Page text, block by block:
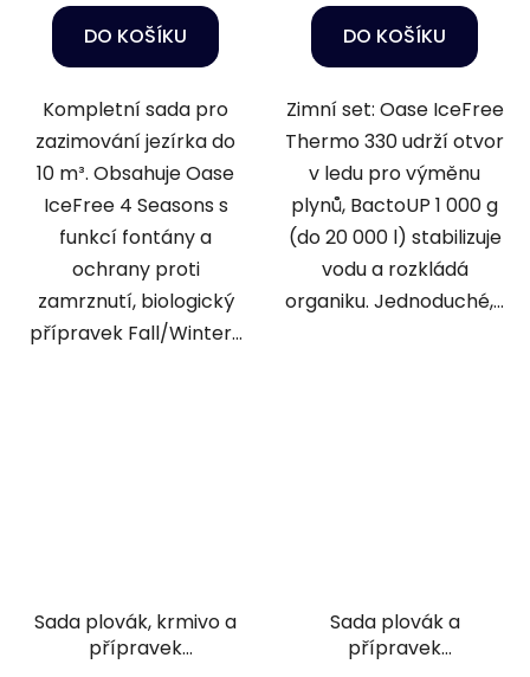
DO KOŠÍKU
Kompletní sada pro
zazimování jezírka do
10 m³. Obsahuje Oase
IceFree 4 Seasons s
funkcí fontány a
ochrany proti
zamrznutí, biologický
přípravek Fall/Winter...
DO KOŠÍKU
Zimní set: Oase IceFree
Thermo 330 udrží otvor
v ledu pro výměnu
plynů, BactoUP 1 000 g
(do 20 000 l) stabilizuje
vodu a rozkládá
organiku. Jednoduché,...
Sada plovák, krmivo a
přípravek
Sada plovák a
přípravek